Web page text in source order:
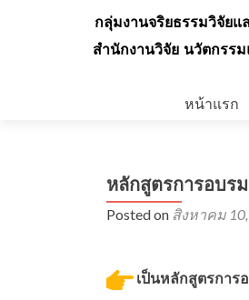
กลุ่มงานจริยธรรมวิจัยแ
สำนักงานวิจัย นวัตกรร
to
หน้าแรก
หลักสูตรการอบร
Posted on สิงหาคม
เป็นหลักสูตรการ